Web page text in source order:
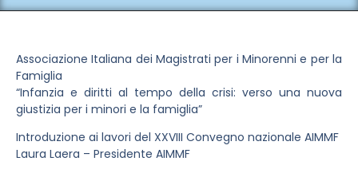
Associazione Italiana dei Magistrati per i Minorenni e per la
Famiglia
“Infanzia e diritti al tempo della crisi: verso una nuova
giustizia per i minori e la famiglia”
Introduzione ai lavori del XXVIII Convegno nazionale AIMMF
Laura Laera – Presidente AIMMF